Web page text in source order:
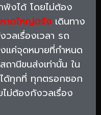
พังได้ โดยไม่ต้อง
หาดใหญ่ตรัง เดินทาง
วลเรื่องเวลา รถ
แค่จุดหมายที่กำหนด
านีขนส่งเท่านั้น ใน
ด้ทุกที่ ทุกตรอกซอก
ม่ต้องกังวลเรื่อง